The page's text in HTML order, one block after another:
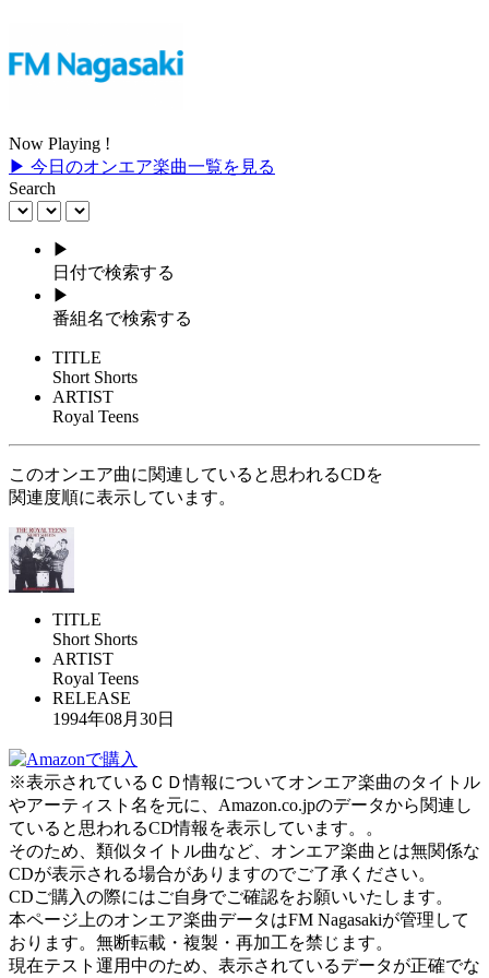
Now Playing !
▶ 今日のオンエア楽曲一覧を見る
Search
▶
日付で検索する
▶
番組名で検索する
TITLE
Short Shorts
ARTIST
Royal Teens
このオンエア曲に関連していると思われるCDを
関連度順に表示しています。
TITLE
Short Shorts
ARTIST
Royal Teens
RELEASE
1994年08月30日
※表示されているＣＤ情報についてオンエア楽曲のタイトル
やアーティスト名を元に、Amazon.co.jpのデータから関連し
ていると思われるCD情報を表示しています。。
そのため、類似タイトル曲など、オンエア楽曲とは無関係な
CDが表示される場合がありますのでご了承ください。
CDご購入の際にはご自身でご確認をお願いいたします。
本ページ上のオンエア楽曲データはFM Nagasakiが管理して
おります。無断転載・複製・再加工を禁じます。
現在テスト運用中のため、表示されているデータが正確でな